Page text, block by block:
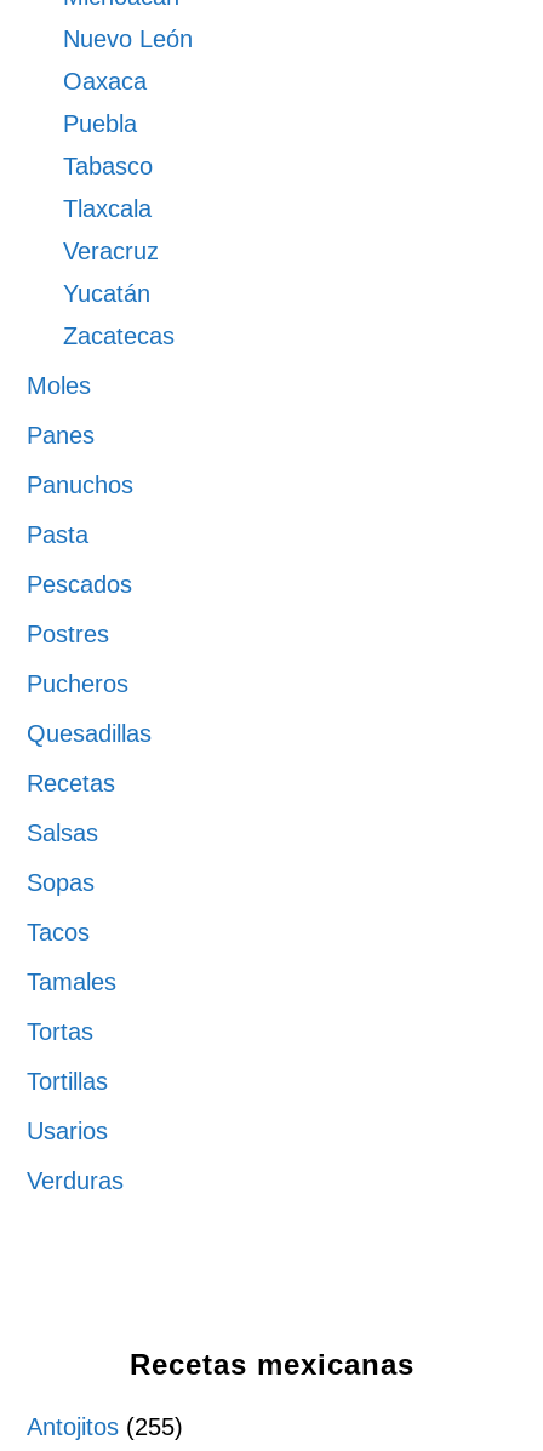
Nuevo León
Oaxaca
Puebla
Tabasco
Tlaxcala
Veracruz
Yucatán
Zacatecas
Moles
Panes
Panuchos
Pasta
Pescados
Postres
Pucheros
Quesadillas
Recetas
Salsas
Sopas
Tacos
Tamales
Tortas
Tortillas
Usarios
Verduras
Recetas mexicanas
Antojitos (255)